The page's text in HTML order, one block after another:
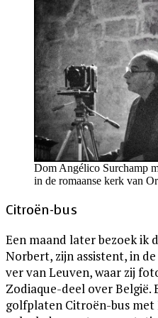
Dom Angélico Surchamp
in de romaanse kerk van
Citroën-bus
Een maand later bezoek ik
Norbert, zijn assistent, in
ver van Leuven, waar zij
Zodiaque-deel over België.
golfplaten Citroën-bus met